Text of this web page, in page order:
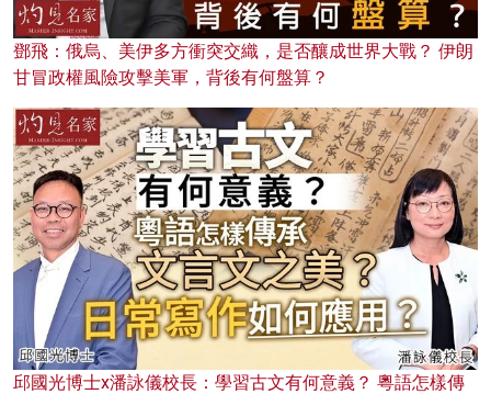
鄧飛：俄烏、美伊多方衝突交織，是否釀成世界大戰？ 伊朗
甘冒政權風險攻擊美軍，背後有何盤算？
邱國光博士x潘詠儀校長：學習古文有何意義？ 粵語怎樣傳